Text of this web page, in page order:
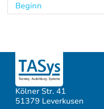
Beginn
Kölner Str. 41
51379 Leverkusen